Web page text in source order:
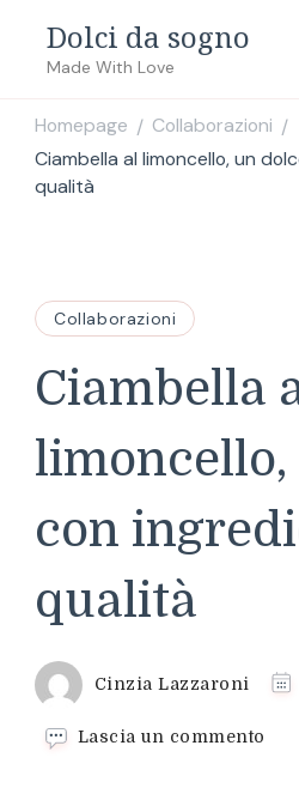
Dolci da sogno
Made With Love
Homepage / Collaborazioni /
Ciambella al limoncello, un
qualità
Collaborazioni
Ciambella
limoncello,
con
qualità
Cinzia Lazzaroni
Lascia un commento